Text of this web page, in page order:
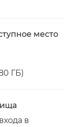
место
ГБ)
в